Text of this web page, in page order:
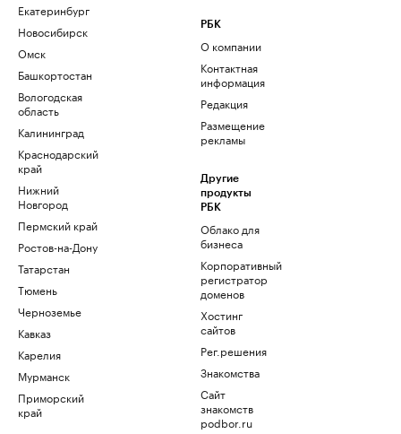
Екатеринбург
Новосибирск
Омск
Башкортостан
Вологодская
область
Калининград
Краснодарский
край
Нижний
Новгород
Пермский край
Ростов-на-Дону
Татарстан
Тюмень
Черноземье
Кавказ
Карелия
Мурманск
Приморский
край
РБК
О компании
Контактная
информация
Редакция
Размещение
рекламы
Другие
продукты
РБК
Облако для
бизнеса
Корпоративный
регистратор
доменов
Хостинг
сайтов
Рег.решения
Знакомства
Сайт
знакомств
podbor.ru